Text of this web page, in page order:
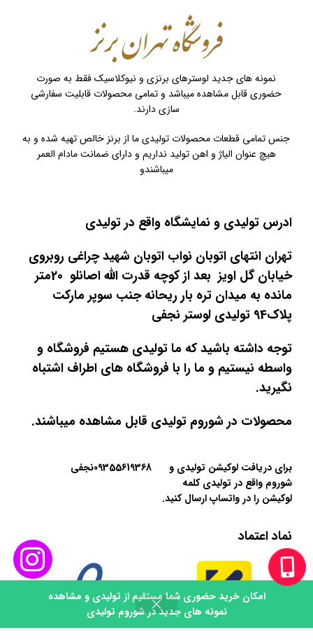
امکان خرید حضوری شما مستقیم از تولیدی و مشاهده
نمونه های جدید در شوروم تولیدی
نمونه های جدید لوسترهای برنزی و نیوکلاسیک فقط به صورت
حضوری قابل مشاهده میباشد و تمامی محصولات قابلیت سفارشی
سازی دارند.
جنس تمامی قطعات محصولات تولیدی ما از برنز خالص تهیه شده و به
هیچ عنوان الیاژ و اهن تولید نداریم و دارای ضمانت مادام العمر
میباشندو
ادرس تولیدی و نمایشگاه واقع در تولیدی
تهران انتهای اتوبان نواب اتوبان شهید چراغی روبروی
خیابان گل اویز بعد از کوچه قدرت الله اصانلو 20متر
مانده به میدان تره بار ریحانه جنب سوپر مارکت
پلاک94 تولیدی لوستر نجفی
توجه داشته باشید که ما تولیدی هستیم فروشگاه و
واسطه نیستیم و ما را با فروشگاه های اطراف اشتباه
نگیرید.
محصولات در شوروم تولیدی قابل مشاهده میباشند.
برای دریافت لوکیشن تولیدی و
شوروم واقع در تولیدی کلمه
لوکیشن را در واتساپ ارسال کنید.
09355619368نجفی
نماد اعتماد